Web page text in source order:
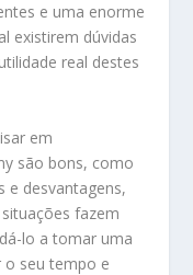
e uma enorme
existirem dúvidas
real destes
em
são bons, como
e desvantagens,
fazem
lo a tomar uma
o seu tempo e